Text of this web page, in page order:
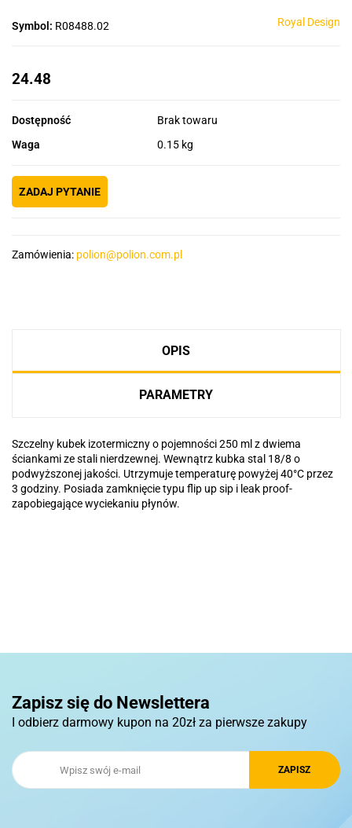
Symbol: R08488.02 Royal Design
24.48
Dostępność
Brak towaru
Waga
0.15 kg
ZADAJ PYTANIE
Zamówienia: polion@polion.com.pl
OPIS
PARAMETRY
Szczelny kubek izotermiczny o pojemności 250 ml z dwiema
ściankami ze stali nierdzewnej. Wewnątrz kubka stal 18/8 o
podwyższonej jakości. Utrzymuje temperaturę powyżej 40°C przez
3 godziny. Posiada zamknięcie typu flip up sip i leak proof-
zapobiegające wyciekaniu płynów.
Royal Design
Zapisz się do Newslettera
I odbierz darmowy kupon na 20zł za pierwsze zakupy